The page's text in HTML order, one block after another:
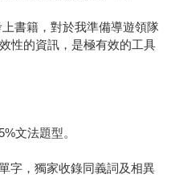
書籍，對於我準備導遊領隊
性的資訊，是極有效的工具
文法題型。
字，獨家收錄同義詞及相異